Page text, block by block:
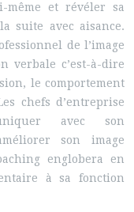
et révéler sa
suite avec aisance.
de l’image
verbale c’est-à-dire
le comportement
chefs d’entreprise
avec son
son image
englobera en
à sa fonction